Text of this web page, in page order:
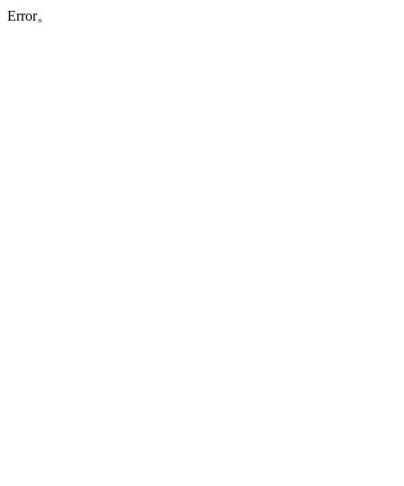
Error。